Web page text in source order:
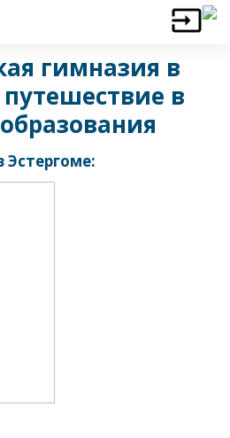
гимназия в
в
Эстергоме: